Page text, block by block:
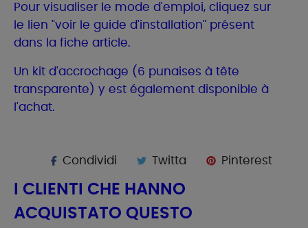
Pour visualiser le mode d'emploi, cliquez sur
le lien "voir le guide d'installation" présent
dans la fiche article.
Un kit d'accrochage (6 punaises à tête
transparente) y est également disponible à
l'achat.
Condividi Twitta Pinterest
I CLIENTI CHE HANNO
ACQUISTATO QUESTO